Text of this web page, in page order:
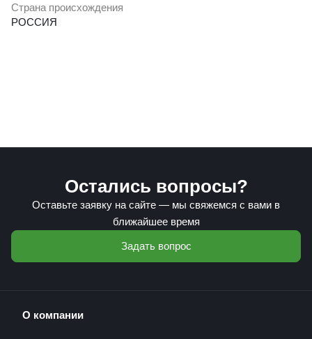
Страна происхождения
РОССИЯ
Остались вопросы?
Оставьте заявку на сайте — мы свяжемся с вами в
ближайшее время
Задать вопрос
О компании